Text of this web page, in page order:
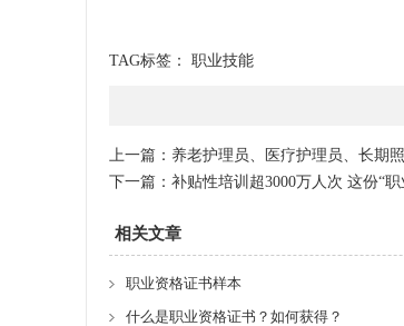
TAG标签： 职业技能
上一篇： 养老护理员、医疗护理员、长期
下一篇： 补贴性培训超3000万人次 这份“
相关文章
职业资格证书样本
什么是职业资格证书？如何获得？